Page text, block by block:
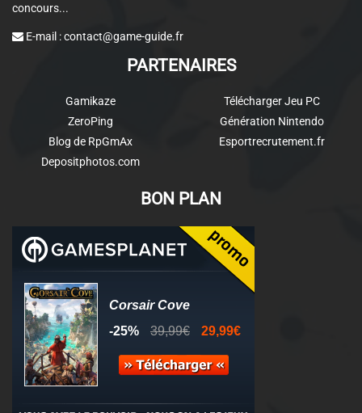
concours...
E-mail :contact@game-guide.fr
PARTENAIRES
Gamikaze
ZeroPing
Blog de RpGmAx
Depositphotos.com
Télécharger Jeu PC
Génération Nintendo
Esportrecrutement.fr
BON PLAN